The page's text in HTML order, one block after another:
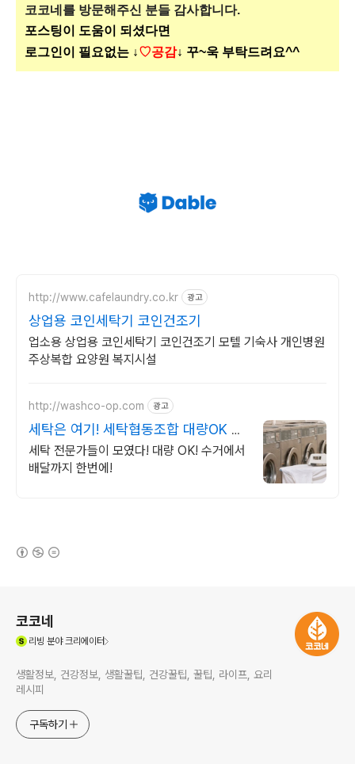
코코네를 방문해주신 분들 감사합니다.
포스팅이 도움이 되셨다면
로그인이 필요없는 ↓♡공감↓ 꾸~욱 부탁드려요^^
http://www.cafelaundry.co.kr 광고
상업용 코인세탁기 코인건조기
업소용 상업용 코인세탁기 코인건조기 모텔 기숙사 개인병원
주상복합 요양원 복지시설
http://washco-op.com 광고
세탁은 여기! 세탁협동조합 대량OK 수
거에서 배달까지
세탁 전문가들이 모였다! 대량 OK! 수거에서
배달까지 한번에!
코코네
리빙 분야 크리에이터
생활정보, 건강정보, 생활꿀팁, 건강꿀팁, 꿀팁, 라이프, 요리
레시피
구독하기